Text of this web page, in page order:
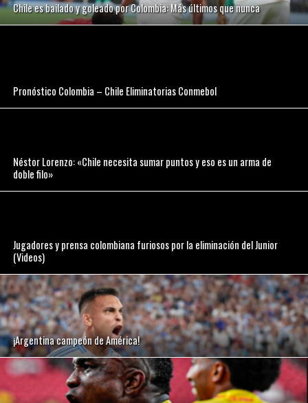
Chile es bailado y goleado por Colombia: Más últimos que nunca
Pronóstico Colombia – Chile Eliminatorias Conmebol
Néstor Lorenzo: «Chile necesita sumar puntos y eso es un arma de
doble filo»
Jugadores y prensa colombiana furiosos por la eliminación del Junior
(Videos)
¡Argentina campeón de América!